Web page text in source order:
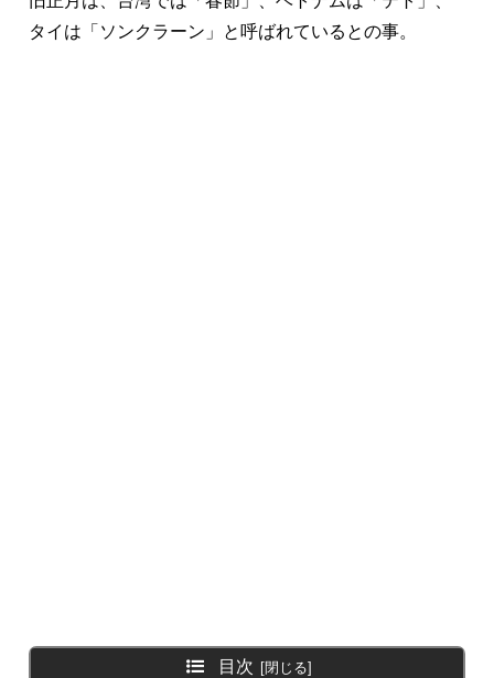
タイは「ソンクラーン」と呼ばれているとの事。
目次